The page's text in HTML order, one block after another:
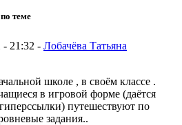
теме
- 21:32 - Лобачёва Татьяна
школе , в своём классе .
в игровой форме (даётся
путешествуют по
задания..